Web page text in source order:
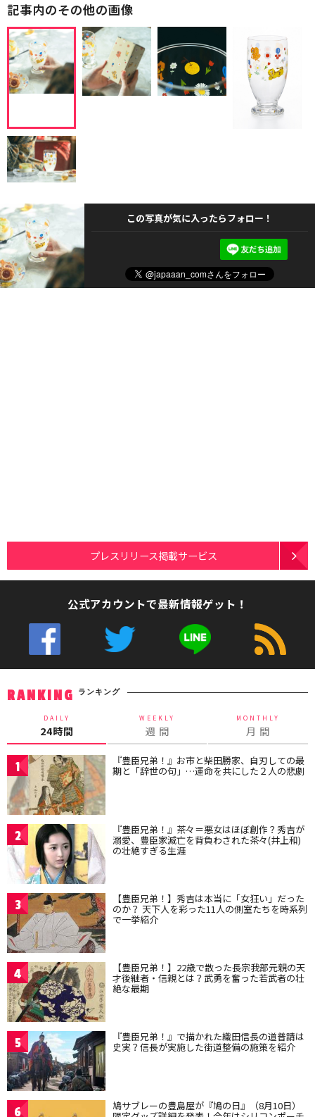
記事内のその他の画像
この写真が気に入ったらフォロー！
プレスリリース掲載サービス
公式アカウントで最新情報ゲット！
RANKING ランキング
DAILY
24時間
WEEKLY
週 間
MONTHLY
月 間
1 『豊臣兄弟！』お市と柴田勝家、自刃しての最
期と「辞世の句」…運命を共にした２人の悲劇
2 『豊臣兄弟！』茶々＝悪女はほぼ創作？秀吉が
溺愛、豊臣家滅亡を背負わされた茶々(井上和)
の壮絶すぎる生涯
3 【豊臣兄弟！】秀吉は本当に「女狂い」だった
のか？ 天下人を彩った11人の側室たちを時系列
で一挙紹介
4 【豊臣兄弟！】22歳で散った長宗我部元親の天
才後継者・信親とは？武勇を奮った若武者の壮
絶な最期
5 『豊臣兄弟！』で描かれた織田信長の道普請は
史実？信長が実施した街道整備の施策を紹介
6 鳩サブレーの豊島屋が『鳩の日』（8月10日）